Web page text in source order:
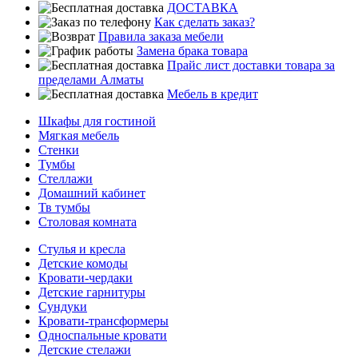
ДОСТАВКА
Как сделать заказ?
Правила заказа мебели
Замена брака товара
Прайс лист доставки товара за
пределами Алматы
Мебель в кредит
Шкафы для гостиной
Мягкая мебель
Стенки
Тумбы
Стеллажи
Домашний кабинет
Тв тумбы
Столовая комната
Стулья и кресла
Детские комоды
Кровати-чердаки
Детские гарнитуры
Сундуки
Кровати-трансформеры
Односпальные кровати
Детские стелажи